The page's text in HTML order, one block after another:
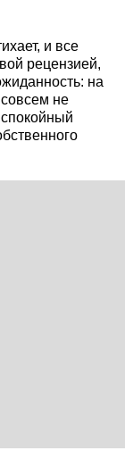
и все
рецензией,
на
не